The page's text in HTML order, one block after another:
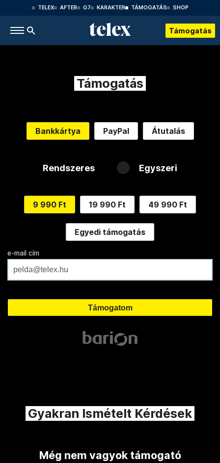
TELEX AFTER G7 KARAKTER TÁMOGATÁS SHOP
Támogatás
Támogatás
Bankkártya PayPal Átutalás
Rendszeres Egyszeri
9 990 Ft 19 990 Ft 49 990 Ft
Egyedi támogatás
e-mail cím
Gyakran Ismételt Kérdések
Még nem vagyok támogató